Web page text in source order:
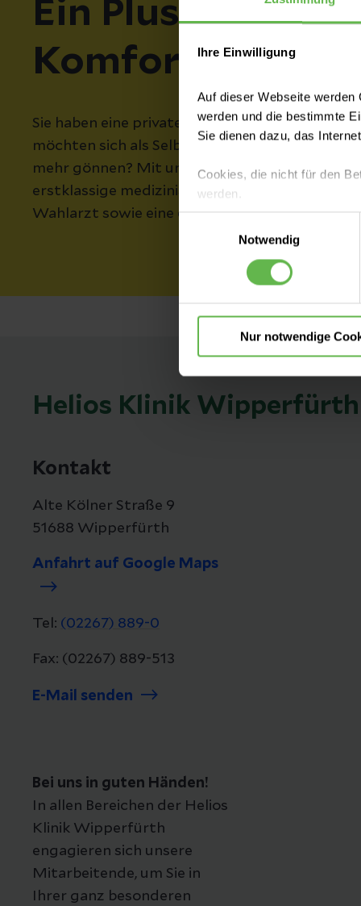
Ihre Einwilligung
Auf dieser Webseite
werden und die bestimmte
Sie dienen dazu, das
Cookies, die nicht für den
werden.
Es steht Ihnen frei, unsere
einzuwilligen. Ihre
Einwilligungsauswahl
Notwendig
Nur notwendige
Ein Plus an
Komfort
Sie haben eine private Zusatzversicherung,
möchten sich als Selbstzahler während Ihres
mehr gönnen? Mit unseren Komfortleistungen
erstklassige medizinische Versorgung durch
Wahlarzt sowie eine exklusive Unterbringung
Helios Klinik Wipperfürth
Kontakt
Alte Kölner Straße 9
51688 Wipperfürth
Anfahrt auf Google Maps
Tel: (02267) 889-0
Fax: (02267) 889-513
E-Mail senden
Bei uns in guten Händen!
In allen Bereichen der Helios
Klinik Wipperfürth
engagieren sich unsere
Mitarbeitende, um Sie in
Ihrer ganz besonderen